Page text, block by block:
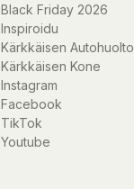
Black Friday 2026
Inspiroidu
Kärkkäisen Autohuolto
Kärkkäisen Kone
Instagram
Facebook
TikTok
Youtube